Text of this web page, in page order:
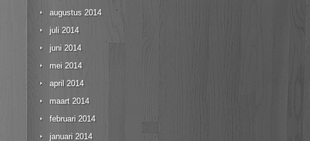
augustus 2014
juli 2014
juni 2014
mei 2014
april 2014
maart 2014
februari 2014
januari 2014